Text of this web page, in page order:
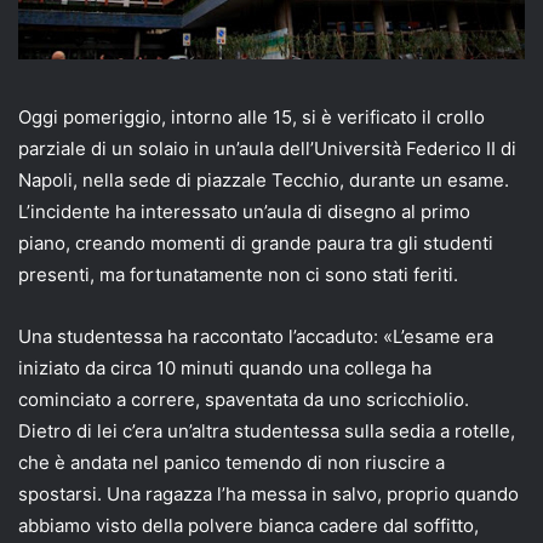
Oggi pomeriggio, intorno alle 15, si è verificato il crollo
parziale di un solaio in un’aula dell’Università Federico II di
Napoli, nella sede di piazzale Tecchio, durante un esame.
L’incidente ha interessato un’aula di disegno al primo
piano, creando momenti di grande paura tra gli studenti
presenti, ma fortunatamente non ci sono stati feriti.
Una studentessa ha raccontato l’accaduto: «L’esame era
iniziato da circa 10 minuti quando una collega ha
cominciato a correre, spaventata da uno scricchiolio.
Dietro di lei c’era un’altra studentessa sulla sedia a rotelle,
che è andata nel panico temendo di non riuscire a
spostarsi. Una ragazza l’ha messa in salvo, proprio quando
abbiamo visto della polvere bianca cadere dal soffitto,